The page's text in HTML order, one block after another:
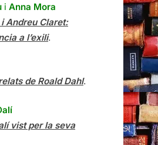
i Anna Mora
Andreu Claret:
a l’exili.
de Roald Dahl.
vist per la seva